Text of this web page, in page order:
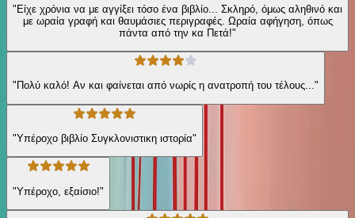
"Είχε χρόνια να με αγγίξει τόσο ένα βιβλίο... Σκληρό, όμως αληθινό και
με ωραία γραφή και θαυμάσιες περιγραφές. Ωραία αφήγηση, όπως
πάντα από την κα Πετά!"
"Πολύ καλό! Αν και φαίνεται από νωρίς η ανατροπή του τέλους..."
"Υπέροχο βιβλίο Συγκλονιστικη ιστορία"
"Υπέροχο, εξαίσιο!"